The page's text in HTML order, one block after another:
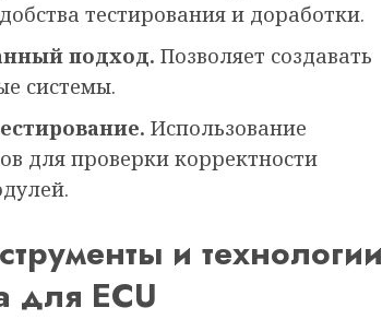
тестирования и доработки.
подход. Позволяет создавать
системы.
Использование
для проверки корректности
и технологии
для ECU